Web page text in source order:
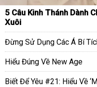
5 Câu Kinh Thánh Dành
Xuôi
Đừng Sử Dụng Các Á Bí
Hiểu Đúng Về New Age
Biết Để Yêu #21: Hiểu Về